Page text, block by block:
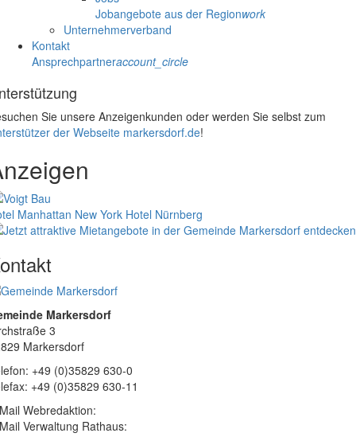
Jobangebote aus der Regionwork
Unternehmerverband
Kontakt
Ansprechpartneraccount_circle
Sie unsere Anzeigenkunden oder werden Sie selbst zum
der Webseite markersdorf.de!
Manhattan New York Hotel Nürnberg
Markersdorf
3
Markersdorf
+49 (0)35829 630-0
+49 (0)35829 630-11
Webredaktion:
Verwaltung Rathaus: